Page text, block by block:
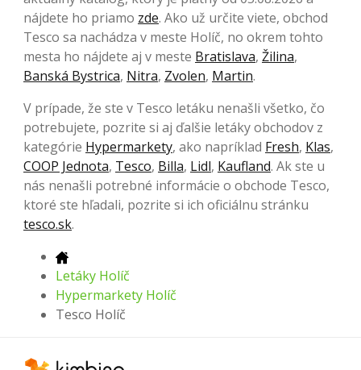
nájdete ho priamo zde. Ako už určite viete, obchod
Tesco sa nachádza v meste Holíč, no okrem tohto
mesta ho nájdete aj v meste Bratislava, Žilina,
Banská Bystrica, Nitra, Zvolen, Martin.
V prípade, že ste v Tesco letáku nenašli všetko, čo
potrebujete, pozrite si aj ďalšie letáky obchodov z
kategórie Hypermarkety, ako napríklad Fresh, Klas,
COOP Jednota, Tesco, Billa, Lidl, Kaufland. Ak ste u
nás nenašli potrebné informácie o obchode Tesco,
ktoré ste hľadali, pozrite si ich oficiálnu stránku
tesco.sk.
Letáky Holíč
Hypermarkety Holíč
Tesco Holíč